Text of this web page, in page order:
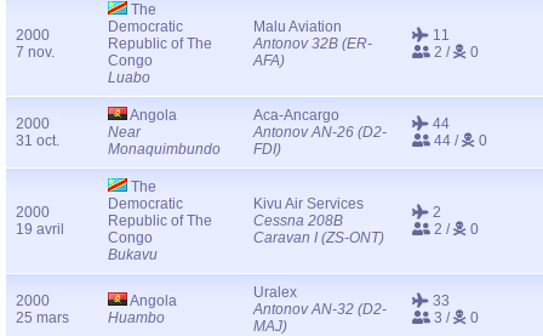
2000
7 nov.
The
Democratic
Republic of The
Congo
Luabo
Malu Aviation
Antonov 32B (ER-
AFA)
11
2 /
0
2000
31 oct.
Angola
Near
Monaquimbundo
Aca-Ancargo
Antonov AN-26 (D2-
FDI)
44
44 /
0
2000
19 avril
The
Democratic
Republic of The
Congo
Bukavu
Kivu Air Services
Cessna 208B
Caravan I (ZS-ONT)
2
2 /
0
2000
25 mars
Angola
Huambo
Uralex
Antonov AN-32 (D2-
MAJ)
33
3 /
0